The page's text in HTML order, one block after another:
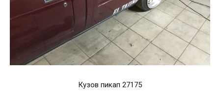
Кузов пикап 27175